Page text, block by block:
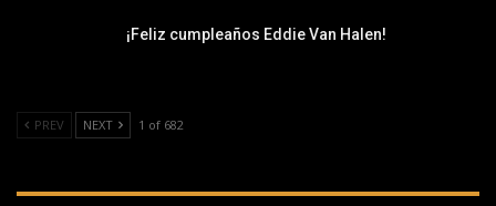
¡Feliz cumpleaños Eddie Van Halen!
PREV NEXT 1 of 682